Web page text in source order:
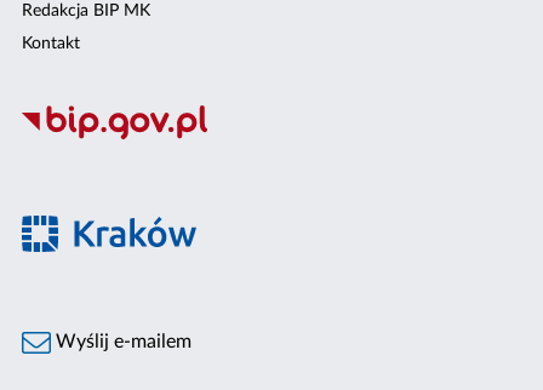
Redakcja BIP MK
Kontakt
Wyślij e-mailem